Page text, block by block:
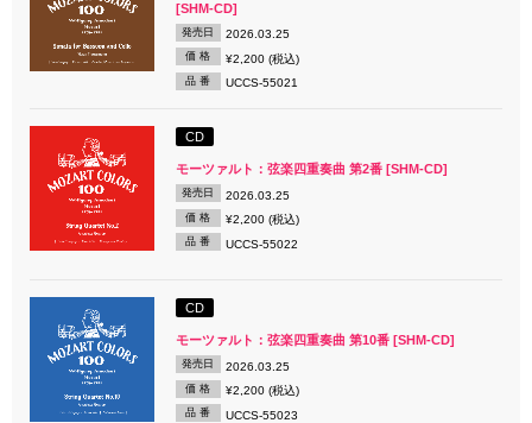
[SHM-CD]
発売日 2026.03.25
価 格 ¥2,200 (税込)
品 番 UCCS-55021
CD
モーツァルト：弦楽四重奏曲 第2番 [SHM-CD]
発売日 2026.03.25
価 格 ¥2,200 (税込)
品 番 UCCS-55022
CD
モーツァルト：弦楽四重奏曲 第10番 [SHM-CD]
発売日 2026.03.25
価 格 ¥2,200 (税込)
品 番 UCCS-55023